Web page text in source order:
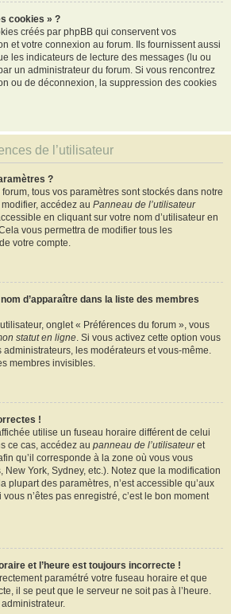
cookies » ?
créés par phpBB qui conservent vos
et votre connexion au forum. Ils fournissent aussi
les indicateurs de lecture des messages (lu ou
un administrateur du forum. Si vous rencontrez
ou de déconnexion, la suppression des cookies
de l’utilisateur
?
tous vos paramètres sont stockés dans notre
accédez au Panneau de l’utilisateur
en cliquant sur votre nom d’utilisateur en
vous permettra de modifier tous les
votre compte.
d’apparaître dans la liste des membres
onglet « Préférences du forum », vous
statut en ligne. Si vous activez cette option vous
les modérateurs et vous-même.
membres invisibles.
!
utilise un fuseau horaire différent de celui
ce cas, accédez au panneau de l’utilisateuret
qu’il corresponde à la zone où vous vous
New York, Sydney, etc.). Notez que la modification
plupart des paramètres, n’est accessible qu’aux
n’êtes pas enregistré, c’est le bon moment
et l’heure est toujours incorrecte !
paramétré votre fuseau horaire et que
il se peut que le serveur ne soit pas à l’heure.